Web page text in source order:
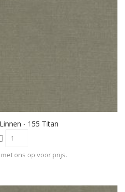
- 155 Titan
ons op voor prijs.